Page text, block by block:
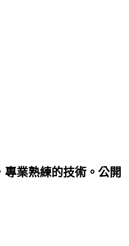
業熟練的技術。公開